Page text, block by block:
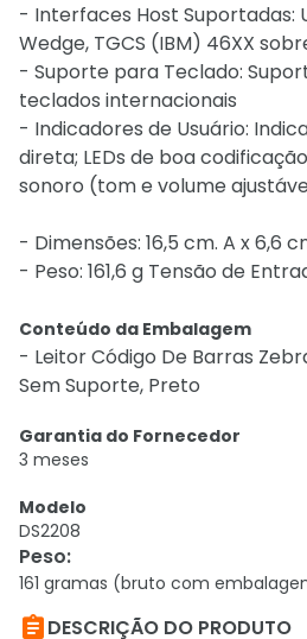
- Interfaces Host Suportadas:
Wedge, TGCS (IBM) 46XX
- Suporte para Teclado:
teclados internacionais
- Indicadores de Usuário:
direta; LEDs de boa
sonoro (tom e volume
- Dimensões: 16,5 cm. A x 6,6
- Peso: 161,6 g Tensão de
Conteúdo da Embalagem
- Leitor Código De Barras
Sem Suporte, Preto
Garantia do Fornecedor
3 meses
Modelo
DS2208
Peso:
161 gramas (bruto com
DESCRIÇÃO DO PRODUTO